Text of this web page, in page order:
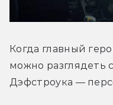
Когда главный
можно разглядеть
Дэфстроука —